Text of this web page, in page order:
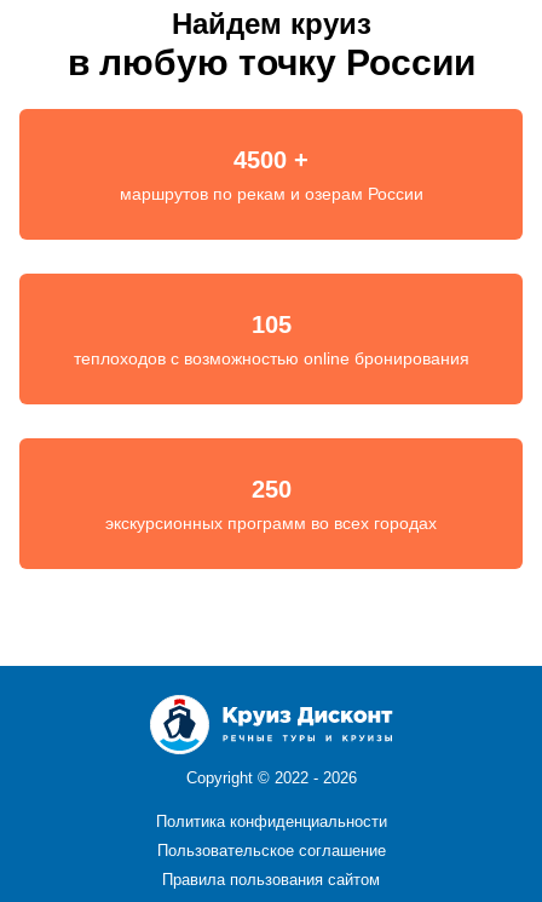
Найдем круиз
в любую точку России
4500 +
маршрутов по рекам и озерам России
105
теплоходов с возможностью online бронирования
250
экскурсионных программ во всех городах
Copyright © 2022 - 2026
Политика конфиденциальности
Пользовательское соглашение
Правила пользования сайтом